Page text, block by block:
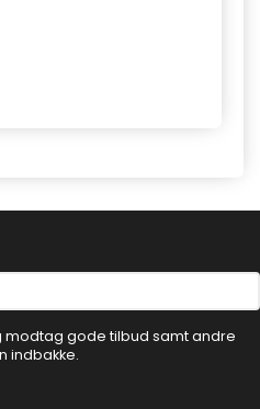
modtag gode tilbud samt andre
indbakke.